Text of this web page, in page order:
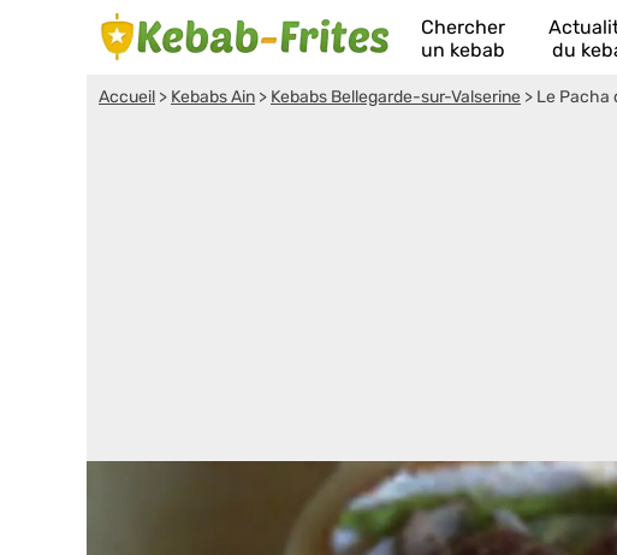
Chercher
un kebab
du
Accueil > Kebabs Ain > Kebabs Bellegarde-sur-Valserine > Le Pacha